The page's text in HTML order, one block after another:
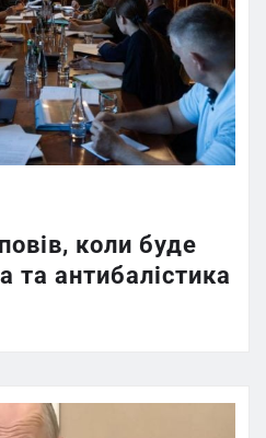
коли буде
та антибалістика